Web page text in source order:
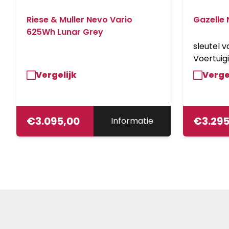
Riese & Muller Nevo Vario
625Wh Lunar Grey
Vergelijk
€3.095,00 Informatie
Gazelle
sleutel
€